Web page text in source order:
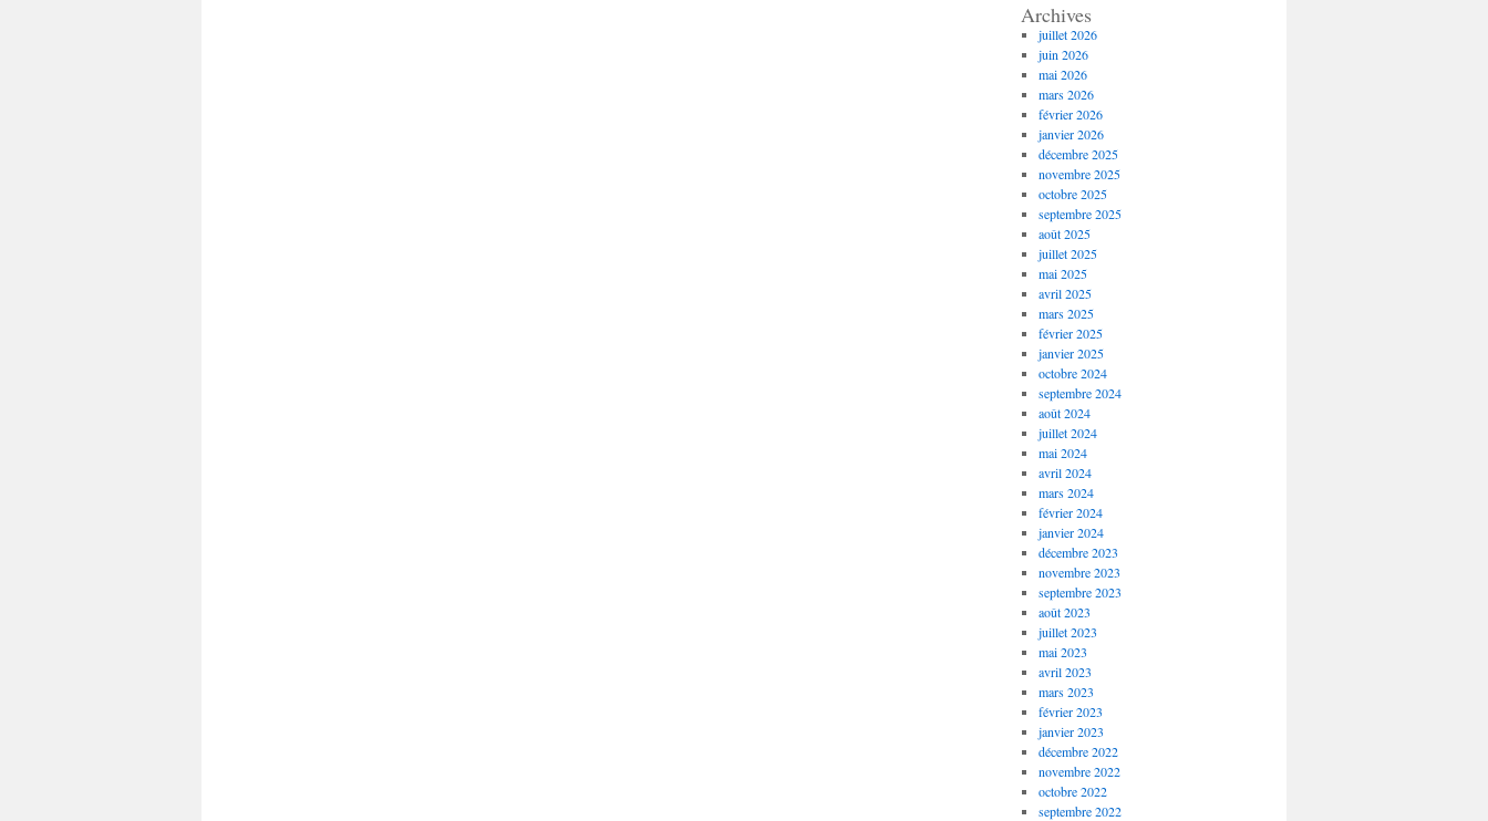
Archives
juillet 2026
juin 2026
mai 2026
mars 2026
février 2026
janvier 2026
décembre 2025
novembre 2025
octobre 2025
septembre 2025
août 2025
juillet 2025
mai 2025
avril 2025
mars 2025
février 2025
janvier 2025
octobre 2024
septembre 2024
août 2024
juillet 2024
mai 2024
avril 2024
mars 2024
février 2024
janvier 2024
décembre 2023
novembre 2023
septembre 2023
août 2023
juillet 2023
mai 2023
avril 2023
mars 2023
février 2023
janvier 2023
décembre 2022
novembre 2022
octobre 2022
septembre 2022